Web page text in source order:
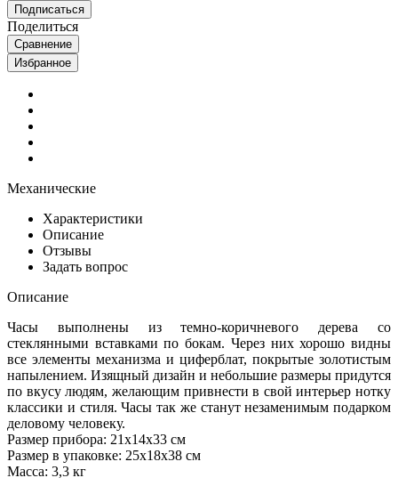
Подписаться
Поделиться
Сравнение
Избранное
Механические
Характеристики
Описание
Отзывы
Задать вопрос
Описание
Часы выполнены из темно-коричневого дерева со
стеклянными вставками по бокам. Через них хорошо видны
все элементы механизма и циферблат, покрытые золотистым
напылением. Изящный дизайн и небольшие размеры придутся
по вкусу людям, желающим привнести в свой интерьер нотку
классики и стиля. Часы так же станут незаменимым подарком
деловому человеку.
Размер прибора: 21х14х33 см
Размер в упаковке: 25х18х38 см
Масса: 3,3 кг